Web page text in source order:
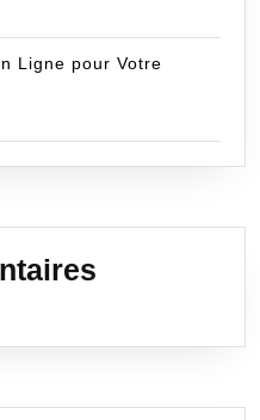
Ligne pour Votre